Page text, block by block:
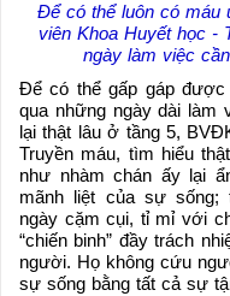
Để có thể luôn có máu
viên Khoa Huyết học -
ngày làm việc
Để có thể gấp gáp được
qua những ngày dài làm
lại thật lâu ở tầng 5,
Truyền máu, tìm hiểu
như nhàm chán ấy lại
mãnh liệt của sự
ngày cặm cụi, tỉ mỉ với
“chiến binh” đầy trách
người. Họ không cứu
sự sống bằng tất cả sự